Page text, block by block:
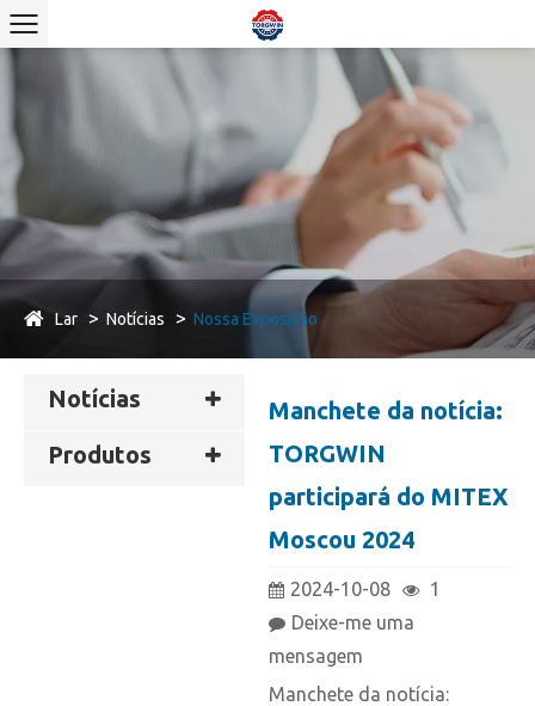
Lar Notícias Nossa Exposição
Notícias
Produtos
Manchete da notícia:
TORGWIN
participará do MITEX
Moscou 2024
2024-10-08
1
Deixe-me uma
mensagem
Manchete da notícia: